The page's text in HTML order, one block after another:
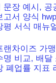
문장 예시, 공
고서 양식 hwp
평 서식 매뉴
랜차이즈 가
명 비교, 배달
폐업률 지표